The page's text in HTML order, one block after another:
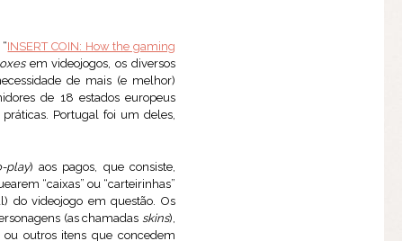
INSERT COIN: How the gaming
em videojogos, os diversos
de mais (e melhor)
de 18 estados europeus
Portugal foi um deles,
play) aos pagos, que consiste,
“caixas” ou “carteirinhas”
do videojogo em questão. Os
(as chamadas skins),
outros itens que concedem